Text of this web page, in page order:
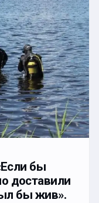
бы
доставили
бы жив».